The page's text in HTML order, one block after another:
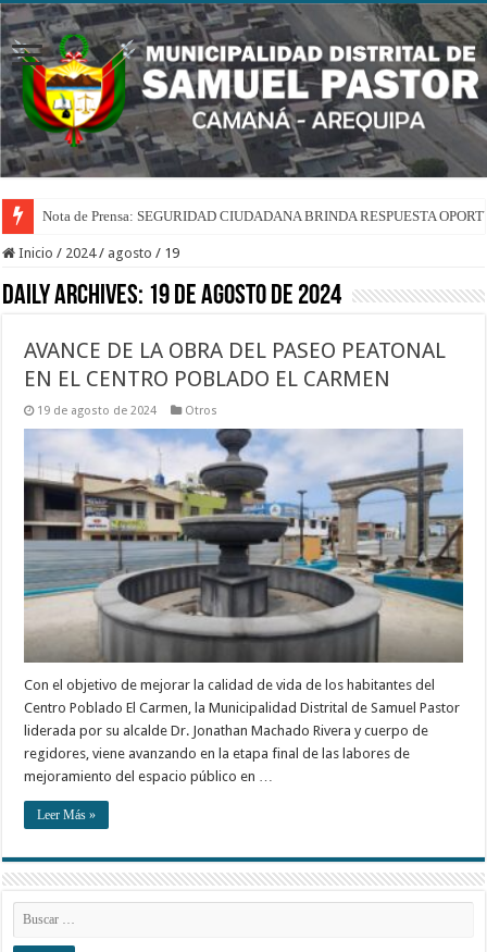
Nota de Prensa: SEGURIDAD CIUDADANA BRINDA RESPUESTA
Inicio / 2024 / agosto / 19
Daily Archives: 19 de agosto de 2024
AVANCE DE LA OBRA DEL PASEO PEATONAL
EN EL CENTRO POBLADO EL CARMEN
19 de agosto de 2024 Otros
Con el objetivo de mejorar la calidad de vida de los habitantes del
Centro Poblado El Carmen, la Municipalidad Distrital de Samuel Pastor
liderada por su alcalde Dr. Jonathan Machado Rivera y cuerpo de
regidores, viene avanzando en la etapa final de las labores de
mejoramiento del espacio público en …
Leer Más »